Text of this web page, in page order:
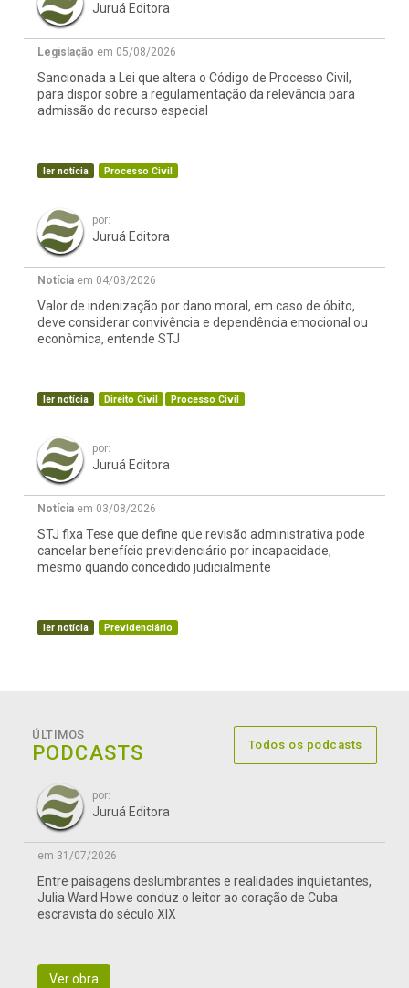
Juruá Editora
Legislação em 05/08/2026
Sancionada a Lei que altera o Código de Processo Civil,
para dispor sobre a regulamentação da relevância para
admissão do recurso especial
ler notícia Processo Civil
por:
Juruá Editora
Notícia em 04/08/2026
Valor de indenização por dano moral, em caso de óbito,
deve considerar convivência e dependência emocional ou
econômica, entende STJ
ler notícia Direito Civil Processo Civil
por:
Juruá Editora
Notícia em 03/08/2026
STJ fixa Tese que define que revisão administrativa pode
cancelar benefício previdenciário por incapacidade,
mesmo quando concedido judicialmente
ler notícia Previdenciário
ÚLTIMOS
PODCASTS Todos os podcasts
por:
Juruá Editora
em 31/07/2026
Entre paisagens deslumbrantes e realidades inquietantes,
Julia Ward Howe conduz o leitor ao coração de Cuba
escravista do século XIX
Ver obra